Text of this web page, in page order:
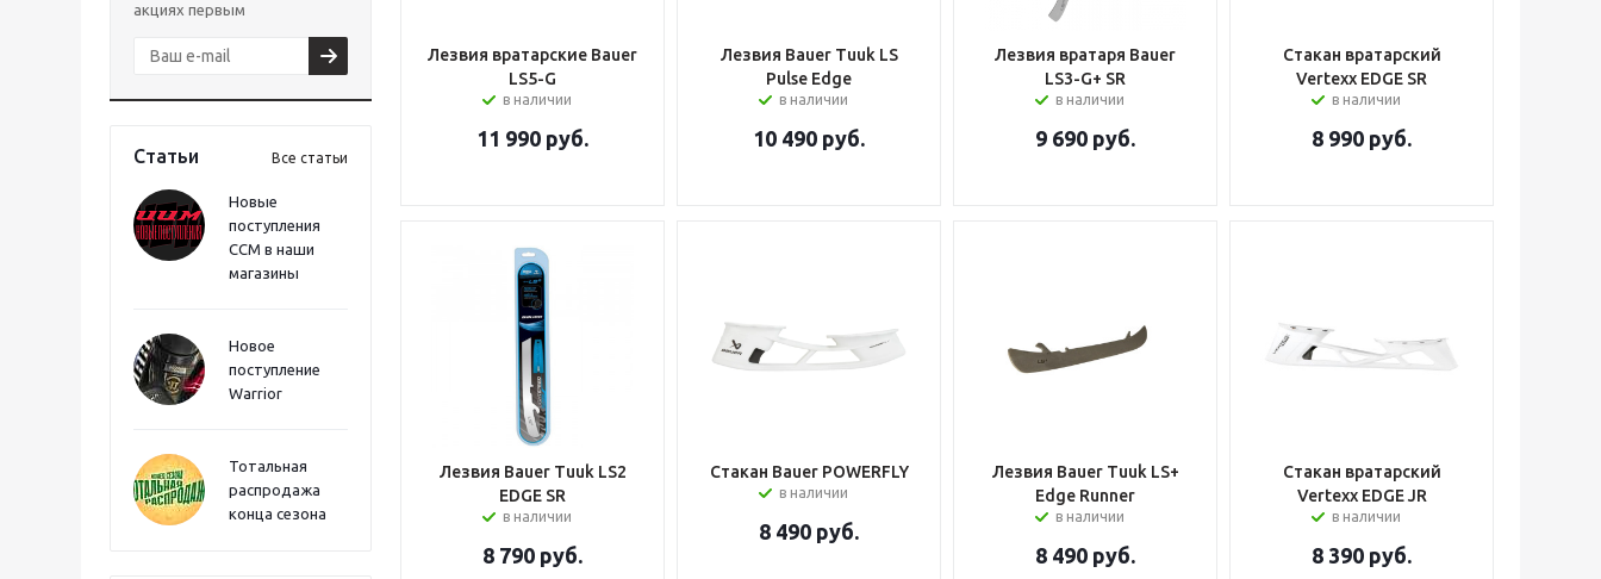
акциях первым
Статьи Все статьи
Новые
поступления
CCM в наши
магазины
Новое
поступление
Warrior
Тотальная
распродажа
конца сезона
Лезвия вратарские Bauer
LS5-G
в наличии
11 990 руб.
Лезвия Bauer Tuuk LS
Pulse Edge
в наличии
10 490 руб.
Лезвия вратаря Bauer
LS3-G+ SR
в наличии
9 690 руб.
Стакан вратарский
Vertexx EDGE SR
в наличии
8 990 руб.
Лезвия Bauer Tuuk LS2
EDGE SR
в наличии
8 790 руб.
Стакан Bauer POWERFLY
в наличии
8 490 руб.
Лезвия Bauer Tuuk LS+
Edge Runner
в наличии
8 490 руб.
Стакан вратарский
Vertexx EDGE JR
в наличии
8 390 руб.